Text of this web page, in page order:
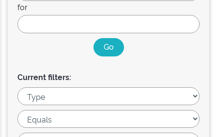
for
Current filters: